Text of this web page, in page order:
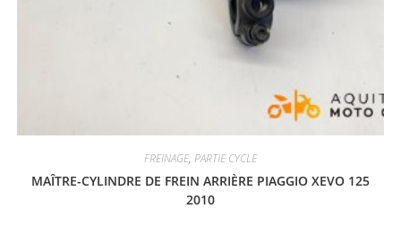
FREINAGE, PARTIE CYCLE
MAÎTRE-CYLINDRE DE FREIN ARRIÈRE PIAGGIO XEVO 125
2010